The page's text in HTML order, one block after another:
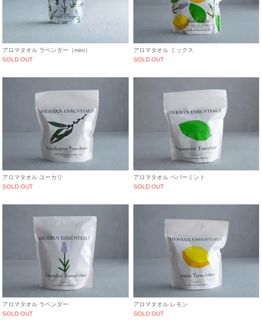
アロマタオル ラベンダー（mini）
SOLD OUT
アロマタオル ミックス
SOLD OUT
アロマタオル ユーカリ
SOLD OUT
アロマタオル ペパーミント
SOLD OUT
アロマタオル ラベンダー
SOLD OUT
アロマタオル レモン
SOLD OUT